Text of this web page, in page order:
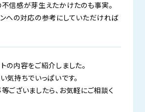
信感が芽生えたかけたのも事実。
への対応の参考にしていただければ
の内容をご紹介しました。
気持ちでいっぱいです。
ございましたら、お気軽にご相談く